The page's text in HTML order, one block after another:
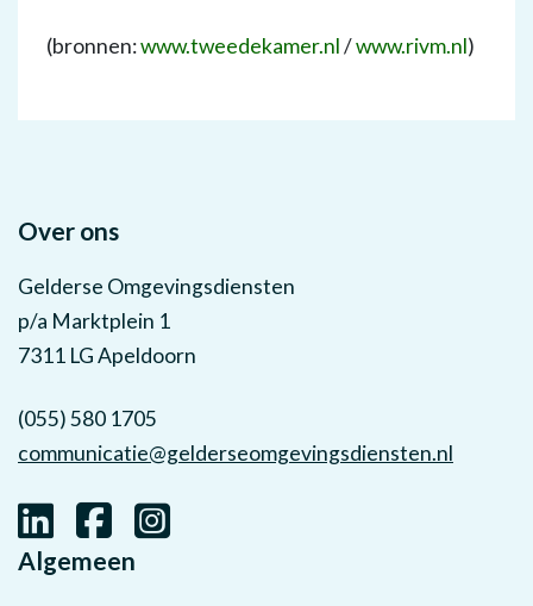
(bronnen:www.tweedekamer.nl/www.rivm.nl)
Over ons
Gelderse Omgevingsdiensten
p/a Marktplein 1
7311 LG Apeldoorn
(055) 580 1705
communicatie@gelderseomgevingsdiensten.nl
Algemeen